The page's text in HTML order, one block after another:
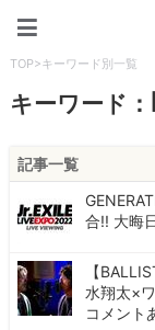
TOP>キーワード別一覧
キーワード：
記事一覧
合!! 大晦
【
水翔太×
コメント